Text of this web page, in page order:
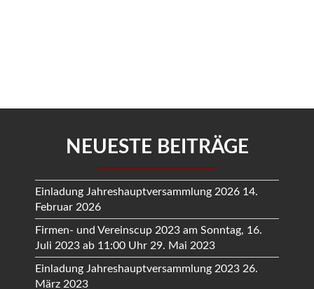
NEUESTE BEITRÄGE
Einladung Jahreshauptversammlung 2026 14.
Februar 2026
Firmen- und Vereinscup 2023 am Sonntag, 16.
Juli 2023 ab 11:00 Uhr 29. Mai 2023
Einladung Jahreshauptversammlung 2023 26.
März 2023